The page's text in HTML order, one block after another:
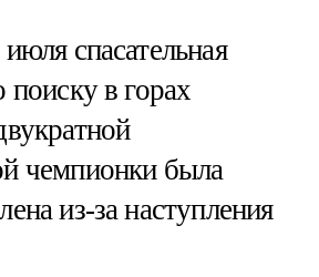
спасательная
поиску в горах
чемпионки была
из‑за наступления